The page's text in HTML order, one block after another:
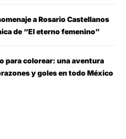
a Rosario Castellanos
de “El eterno femenino”
para colorear: una aventura
y goles en todo México